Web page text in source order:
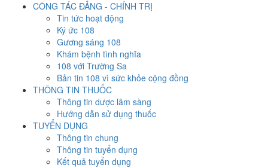
CÔNG TÁC ĐẢNG - CHÍNH TRỊ
Tin tức hoạt động
Ký ức 108
Gương sáng 108
Khám bệnh tình nghĩa
108 với Trường Sa
Bản tin 108 vì sức khỏe cộng đồng
THÔNG TIN THUỐC
Thông tin dược lâm sàng
Hướng dẫn sử dụng thuốc
TUYỂN DỤNG
Thông tin chung
Thông tin tuyển dụng
Kết quả tuyển dụng